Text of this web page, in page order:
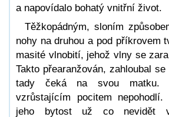
a napovídalo bohatý vnitřní život.
Těžkopádným, sloním
nohy na druhou a pod příkrovem
masité vlnobití, jehož vlny se
Takto přearanžován, zahloubal
tady čeká na svou matku.
vzrůstajícím pocitem
jeho bytost už co nevidět